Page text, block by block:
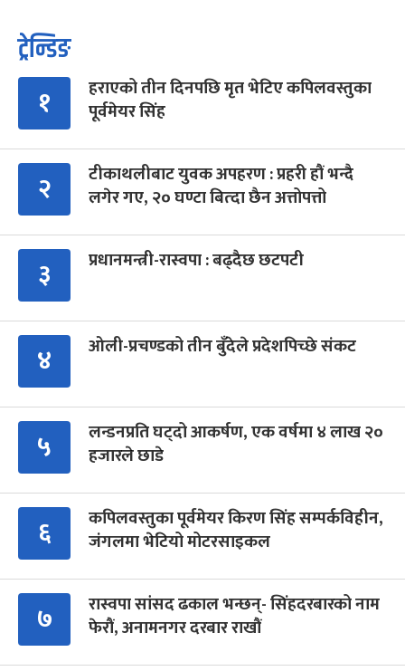
ट्रेन्डिङ
१
हराएको तीन दिनपछि मृत भेटिए कपिलवस्तुका
पूर्वमेयर सिंह
२
टीकाथलीबाट युवक अपहरण : प्रहरी हौं भन्दै
लगेर गए, २० घण्टा बित्दा छैन अत्तोपत्तो
३ प्रधानमन्त्री-रास्वपा : बढ्दैछ छटपटी
४ ओली-प्रचण्डको तीन बुँदेले प्रदेशपिच्छे संकट
५
लन्डनप्रति घट्दो आकर्षण, एक वर्षमा ४ लाख २०
हजारले छाडे
६
कपिलवस्तुका पूर्वमेयर किरण सिंह सम्पर्कविहीन,
जंगलमा भेटियो मोटरसाइकल
७
रास्वपा सांसद ढकाल भन्छन्- सिंहदरबारको नाम
फेरौं, अनामनगर दरबार राखौं